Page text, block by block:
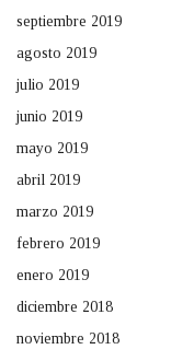
septiembre 2019
agosto 2019
julio 2019
junio 2019
mayo 2019
abril 2019
marzo 2019
febrero 2019
enero 2019
diciembre 2018
noviembre 2018